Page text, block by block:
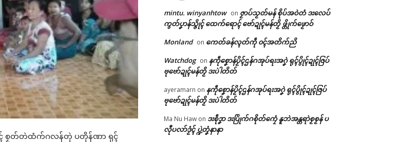
ဌာန်ပရိုၚ်ဗၠးၜးမန်
ရုဲစှ်
ပရိုၚ်လက္ကရဴအိုတ်
🏛 လညာတ်ပါ်ပဲါ
ညးဒါန်လိက်
ၚ် စၟတ်တဲထံက်ဂလန်တုဲ ပတိုန်ဏာ ရုၚ်
mintu. winyanhtow on ဇၟာပ်သၟတ်မန် စိုပ်အဝဲတံ ဒးလေပ်
ကွတ်ပၞာန်သ္ဇိုၚ် ထေက်ရောၚ် ဗော်ဍုၚ်မန်တၟိ ဖ္တိုက်ဖၟောဝ်
Monland on ကေတ်ခန်လ္ၚတ်ကဵု ၀ၚ်အတိက်ညိ
Watchdog on နကဵုစၞောန်ပၟိၚ်ဌန်ဂအုပ်ရးအဂၞဲ ရုၚ်ပွိုၚ်ဍုၚ်ဇြပ်
ဗုဗော်ဍုၚ်မန်တၟိ ဒးပဲါတိတ်
ayeramarn on နကဵုစၞောန်ပၟိၚ်ဌန်ဂအုပ်ရးအဂၞဲ ရုၚ်ပွိုၚ်ဍုၚ်ဇြပ်
ဗုဗော်ဍုၚ်မန်တၟိ ဒးပဲါတိတ်
Ma Nu Haw on ဒးစဵုဒၞာ ဒးပြိုက်ဂစိုတ်ကၠေံ နူဘဲအန္တရာဲစၟစၟန် ပ
လီုပလာ်ဒၟံၚ် ပ္ဍဲတၞံနာနာ